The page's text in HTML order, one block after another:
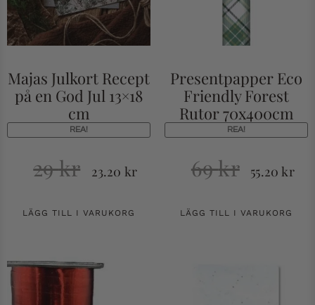
Majas Julkort Recept
på en God Jul 13×18
cm
REA!
29kr 23.20 kr
LÄGG TILL I VARUKORG
Presentpapper Eco
Friendly Forest
Rutor 70x400cm
REA!
69kr 55.20kr
LÄGG TILL I VARUKORG